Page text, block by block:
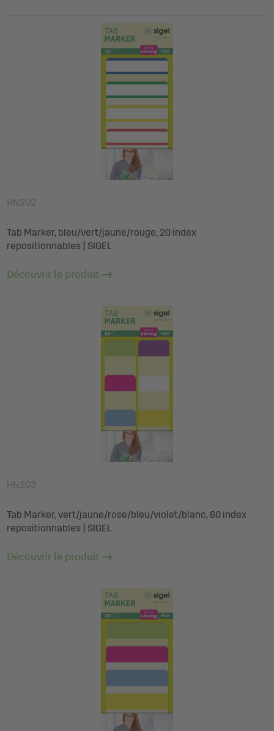
HN202
Tab Marker, bleu/vert/jaune/rouge, 20 index
repositionnables | SIGEL
Découvrir le produit
HN203
Tab Marker, vert/jaune/rose/bleu/violet/blanc, 60 index
repositionnables | SIGEL
Découvrir le produit